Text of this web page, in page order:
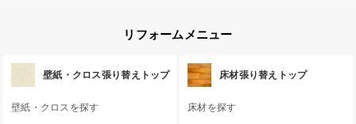
リフォームメニュー
壁紙・クロス張り替えトップ
壁紙・クロスを探す
床材張り替えトップ
床材を探す